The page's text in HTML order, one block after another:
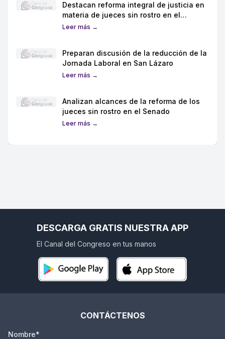
Destacan reforma integral de justicia en
materia de jueces sin rostro en el
Senado
Leer más →
Preparan discusión de la reducción de la
Jornada Laboral en San Lázaro
Leer más →
Analizan alcances de la reforma de los
jueces sin rostro en el Senado
Leer más →
DESCARGA GRATIS NUESTRA APP
El Canal del Congreso en tus manos
CONTÁCTENOS
Nombre*